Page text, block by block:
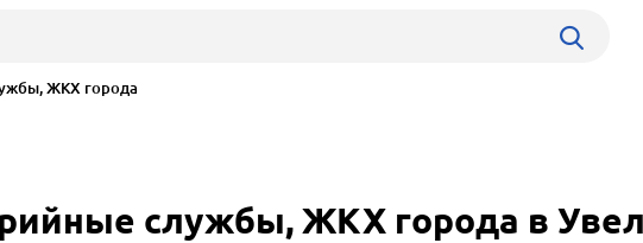
ЖКХ города
службы, ЖКХ города в